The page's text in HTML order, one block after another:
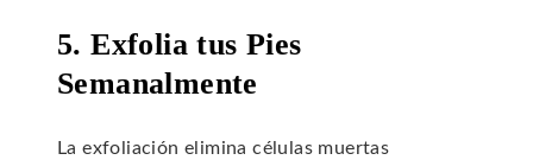
5. Exfolia tus Pies
Semanalmente
La exfoliación elimina células muertas